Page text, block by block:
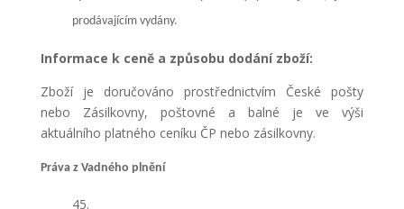
prodávajícím vydány.
Informace k ceně a způsobu dodání zboží:
Zboží je doručováno prostřednictvím České pošty
nebo Zásilkovny, poštovné a balné je ve výši
aktuálního platného ceníku ČP nebo zásilkovny.
Práva z Vadného plnění